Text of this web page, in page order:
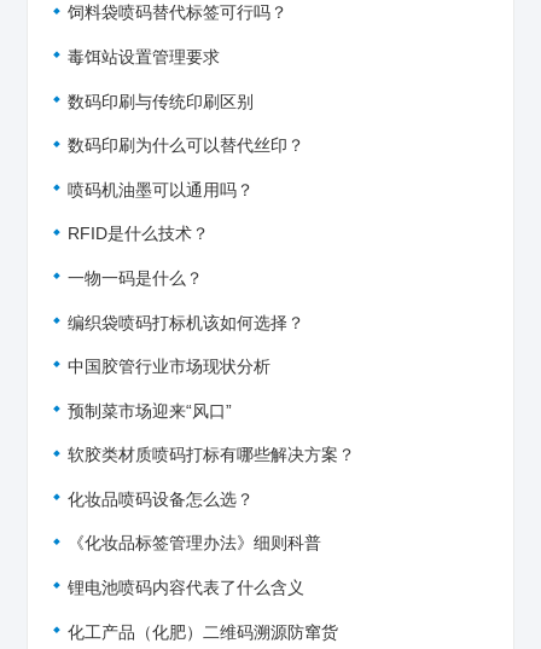
饲料袋喷码替代标签可行吗？
毒饵站设置管理要求
数码印刷与传统印刷区别
数码印刷为什么可以替代丝印？
喷码机油墨可以通用吗？
RFID是什么技术？
一物一码是什么？
编织袋喷码打标机该如何选择？
中国胶管行业市场现状分析
预制菜市场迎来“风口”
软胶类材质喷码打标有哪些解决方案？
化妆品喷码设备怎么选？
《化妆品标签管理办法》细则科普
锂电池喷码内容代表了什么含义
化工产品（化肥）二维码溯源防窜货